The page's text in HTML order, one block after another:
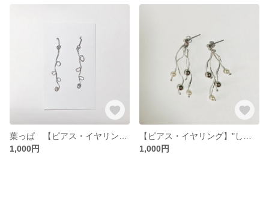
1,000円
1,000円